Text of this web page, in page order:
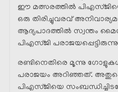
ഈ മത്സരത്തിൽ
ഒരു തിരിച്ചുവരവ്
ആദ്യപാദത്തിൽ സ്വന്തം
പിഎസ്ജി
രണ്ടിനെതിരെ മൂന്നു
പരാജയം അറിഞ്ഞത്.
പിഎസ്ജിയെ